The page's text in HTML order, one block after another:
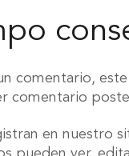
comentario,
comentario
en nuestro